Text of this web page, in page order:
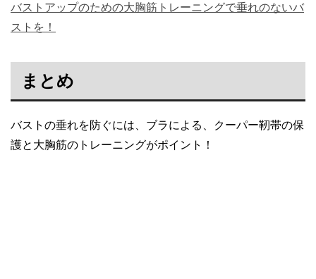
バストアップのための大胸筋トレーニングで垂れのないバ
ストを！
まとめ
バストの垂れを防ぐには、ブラによる、クーパー靭帯の保
護と大胸筋のトレーニングがポイント！